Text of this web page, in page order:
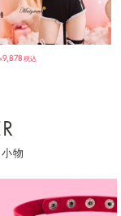
￥9,878 税込
物